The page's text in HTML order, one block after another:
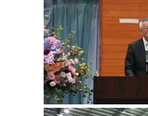
移住・定住
行政・計画